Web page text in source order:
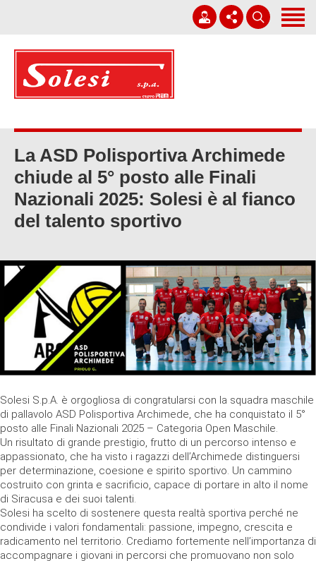
Società
Whistleblowing
Lavora con noi
Contatti
Italiano
+39 0931 751411
La ASD Polisportiva Archimede
chiude al 5° posto alle Finali
Nazionali 2025: Solesi è al fianco
del talento sportivo
Solesi S.p.A. è orgogliosa di congratularsi con la squadra maschile
di pallavolo ASD Polisportiva Archimede, che ha conquistato il 5°
posto alle Finali Nazionali 2025 – Categoria Open Maschile.
Un risultato di grande prestigio, frutto di un percorso intenso e
appassionato, che ha visto i ragazzi dell’Archimede distinguersi
per determinazione, coesione e spirito sportivo. Un cammino
costruito con grinta e sacrificio, capace di portare in alto il nome
di Siracusa e dei suoi talenti.
Solesi ha scelto di sostenere questa realtà sportiva perché ne
condivide i valori fondamentali: passione, impegno, crescita e
radicamento nel territorio. Crediamo fortemente nell’importanza di
accompagnare i giovani in percorsi che promuovano non solo